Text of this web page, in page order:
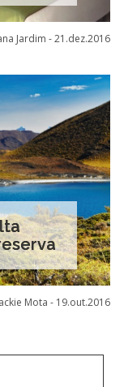
Jardim -21.dez.2016
Mota - 19.out.2016